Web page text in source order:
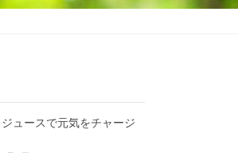
ュースで元気をチャージ